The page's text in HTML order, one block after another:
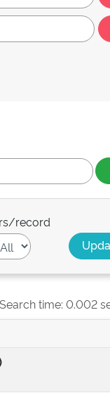
record
time: 0.002